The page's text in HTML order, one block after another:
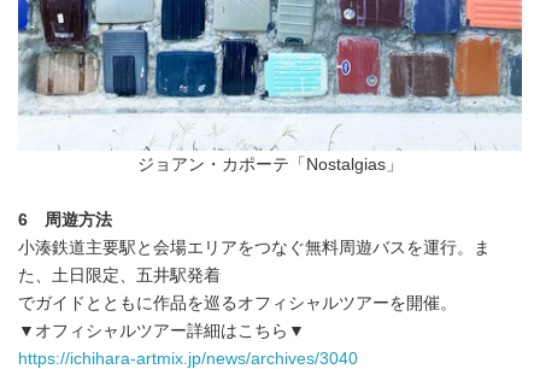
ジョアン・カポーテ「Nostalgias」
6 周遊方法
小湊鉄道主要駅と会場エリアをつなぐ無料周遊バスを運行。ま
た、土日限定、五井駅発着
でガイドとともに作品を巡るオフィシャルツアーを開催。
▼オフィシャルツアー詳細はこちら▼
https://ichihara-artmix.jp/news/archives/3040